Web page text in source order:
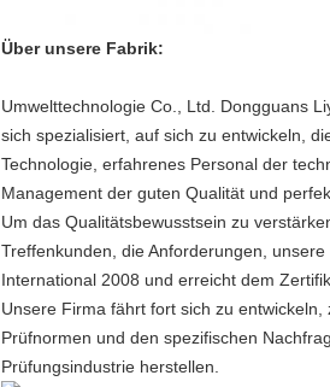
Über unsere Fabrik:
Umwelttechnologie Co., Ltd. Dongguans
sich spezialisiert, auf sich zu entwickeln,
Technologie, erfahrenes Personal der
Management der guten Qualität und
Um das Qualitätsbewusstsein zu
Treffenkunden, die Anforderungen,
International 2008 und erreicht dem
Unsere Firma fährt fort sich zu
Prüfnormen und den spezifischen
Prüfungsindustrie herstellen.